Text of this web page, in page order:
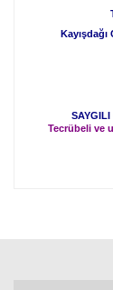
SAYGILI
Tecrübeli ve